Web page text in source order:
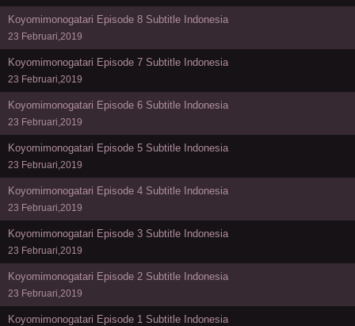
Koyomimonogatari Episode 8 Subtitle Indonesia
23 Februari,2019
Koyomimonogatari Episode 7 Subtitle Indonesia
23 Februari,2019
Koyomimonogatari Episode 6 Subtitle Indonesia
23 Februari,2019
Koyomimonogatari Episode 5 Subtitle Indonesia
23 Februari,2019
Koyomimonogatari Episode 4 Subtitle Indonesia
23 Februari,2019
Koyomimonogatari Episode 3 Subtitle Indonesia
23 Februari,2019
Koyomimonogatari Episode 2 Subtitle Indonesia
23 Februari,2019
Koyomimonogatari Episode 1 Subtitle Indonesia